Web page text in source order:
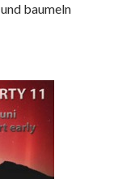
baumeln